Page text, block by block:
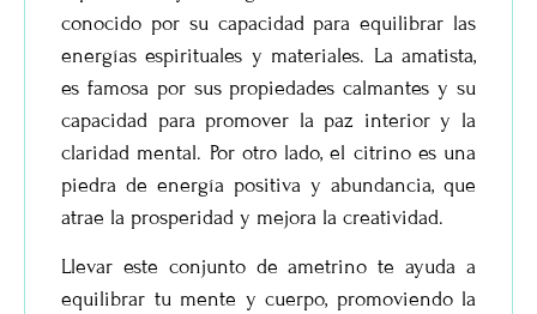
conocido por su capacidad para equilibrar las
energías espirituales y materiales. La amatista,
es famosa por sus propiedades calmantes y su
capacidad para promover la paz interior y la
claridad mental. Por otro lado, el citrino es una
piedra de energía positiva y abundancia, que
atrae la prosperidad y mejora la creatividad.
Llevar este conjunto de ametrino te ayuda a
equilibrar tu mente y cuerpo, promoviendo la